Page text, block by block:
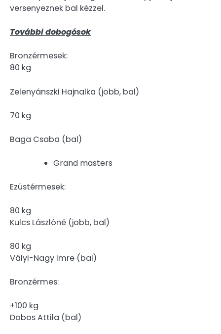
versenyeznek bal kézzel.
További dobogósok
Bronzérmesek:
80 kg
Zelenyánszki Hajnalka (jobb, bal)
70 kg
Baga Csaba (bal)
Grand masters
Ezüstérmesek:
80 kg
Kulcs Lászlóné (jobb, bal)
80 kg
Vályi-Nagy Imre (bal)
Bronzérmes:
+100 kg
Dobos Attila (bal)